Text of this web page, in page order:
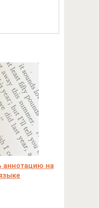
аннотацию на